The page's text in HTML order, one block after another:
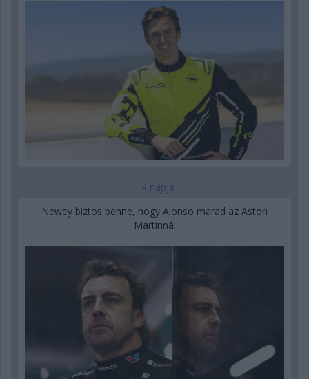
4 napja
Newey biztos benne, hogy Alonso marad az Aston
Martinnál